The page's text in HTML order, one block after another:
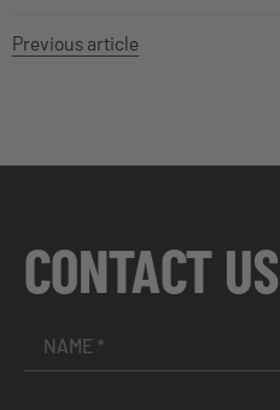
Previous article
CONTACT US